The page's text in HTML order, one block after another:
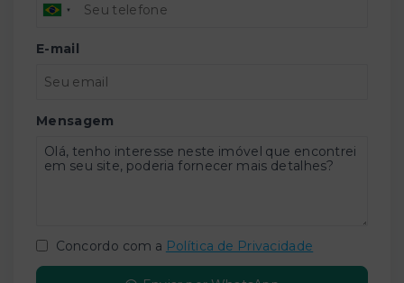
E-mail
Mensagem
Concordo com a Política de Privacidade